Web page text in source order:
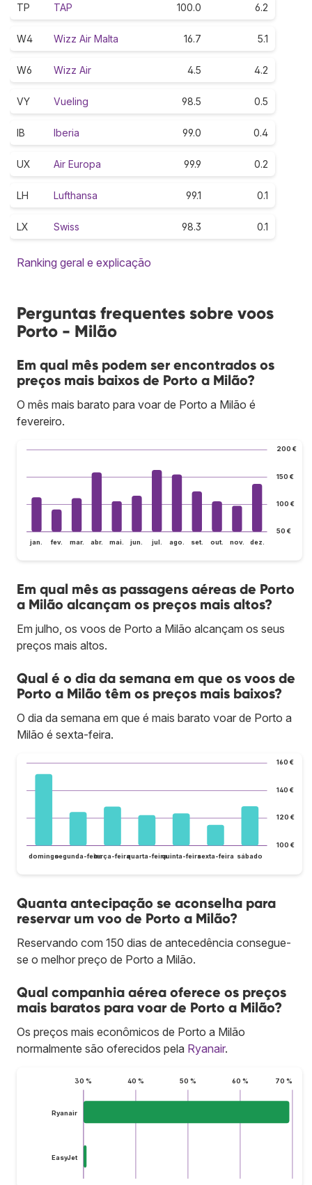
TP TAP 100.0 6.2
W4 Wizz Air Malta 16.7 5.1
W6 Wizz Air 4.5 4.2
VY Vueling 98.5 0.5
IB Iberia 99.0 0.4
UX Air Europa 99.9 0.2
LH Lufthansa 99.1 0.1
LX Swiss 98.3 0.1
Ranking geral e explicação
Perguntas frequentes sobre voos
Porto - Milão
Em qual mês podem ser encontrados os
preços mais baixos de Porto a Milão?
O mês mais barato para voar de Porto a Milão é
fevereiro.
50 €
100 €
150 €
200 €
jan. fev. mar. abr. mai. jun. jul. ago. set. out. nov. dez.
Em qual mês as passagens aéreas de Porto
a Milão alcançam os preços mais altos?
Em julho, os voos de Porto a Milão alcançam os seus
preços mais altos.
Qual é o dia da semana em que os voos de
Porto a Milão têm os preços mais baixos?
O dia da semana em que é mais barato voar de Porto a
Milão é sexta-feira.
100 €
120 €
140 €
160 €
domingosegunda-feiraterça-feiraquarta-feiraquinta-feirasexta-feira sábado
Quanta antecipação se aconselha para
reservar um voo de Porto a Milão?
Reservando com 150 dias de antecedência consegue-
se o melhor preço de Porto a Milão.
Qual companhia aérea oferece os preços
mais baratos para voar de Porto a Milão?
Os preços mais econômicos de Porto a Milão
normalmente são oferecidos pela Ryanair.
30 % 40 % 50 % 60 % 70 %
Ryanair
EasyJet